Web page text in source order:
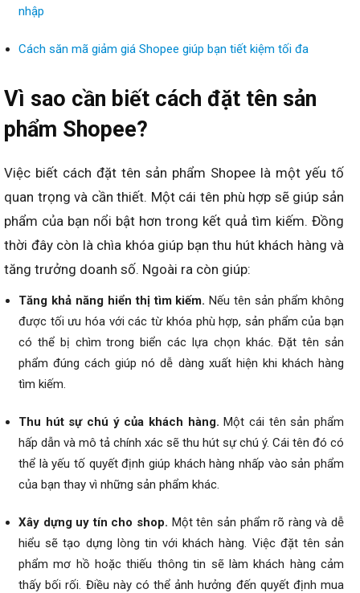
nhập
Cách săn mã giảm giá Shopee giúp bạn tiết kiệm tối đa
Vì sao cần biết cách đặt tên sản
phẩm Shopee?
Việc biết cách đặt tên sản phẩm Shopee là một yếu tố
quan trọng và cần thiết. Một cái tên phù hợp sẽ giúp sản
phẩm của bạn nổi bật hơn trong kết quả tìm kiếm. Đồng
thời đây còn là chìa khóa giúp bạn thu hút khách hàng và
tăng trưởng doanh số. Ngoài ra còn giúp:
Tăng khả năng hiển thị tìm kiếm.Nếu tên sản phẩm không
được tối ưu hóa với các từ khóa phù hợp, sản phẩm của bạn
có thể bị chìm trong biển các lựa chọn khác. Đặt tên sản
phẩm đúng cách giúp nó dễ dàng xuất hiện khi khách hàng
tìm kiếm.
Thu hút sự chú ý của khách hàng. Một cái tên sản phẩm
hấp dẫn và mô tả chính xác sẽ thu hút sự chú ý. Cái tên đó có
thể là yếu tố quyết định giúp khách hàng nhấp vào sản phẩm
của bạn thay vì những sản phẩm khác.
Xây dựng uy tín cho shop. Một tên sản phẩm rõ ràng và dễ
hiểu sẽ tạo dựng lòng tin với khách hàng. Việc đặt tên sản
phẩm mơ hồ hoặc thiếu thông tin sẽ làm khách hàng cảm
thấy bối rối. Điều này có thể ảnh hưởng đến quyết định mua